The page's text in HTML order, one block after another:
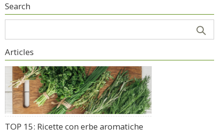
Search
Articles
TOP 15: Ricette con erbe aromatiche